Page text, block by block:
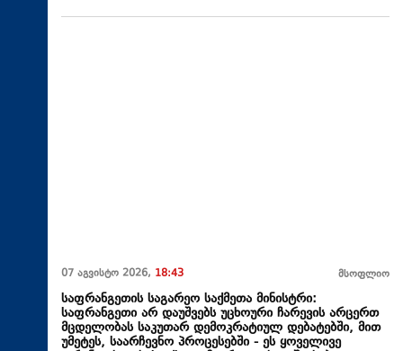
07 აგვისტო 2026, 18:43 მსოფლიო
საფრანგეთის საგარეო საქმეთა მინისტრი:
საფრანგეთი არ დაუშვებს უცხოური ჩარევის არცერთ
მცდელობას საკუთარ დემოკრატიულ დებატებში, მით
უმეტეს, საარჩევნო პროცესებში - ეს ყოველივე